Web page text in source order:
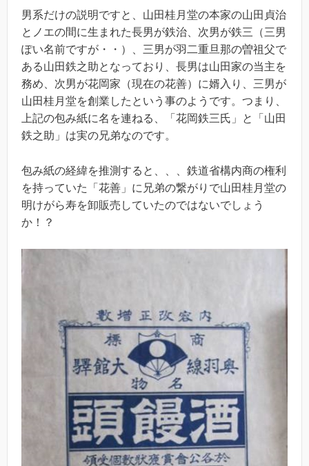
男系だけの説明ですと、山田桂月堂の本家の山田貞治
とノエの間に生まれた長男が鉄治、次男が鉄三（三男
ぽい名前ですが・・）、三男が羽二重旦那の曽祖父で
ある山田鉄之助となっており、長男は山田家の当主を
務め、次男が花岡家（現在の花善）に婿入り、三男が
山田桂月堂を創業したという事のようです。つまり、
上記の包み紙に名を連ねる、「花岡鉄三氏」と「山田
鉄之助」は実の兄弟なのです。
包み紙の経緯を推測すると、、、鉄道省構内商の権利
を持っていた「花善」に兄弟の繋がりで山田桂月堂の
明けがら寿を卸販売していたのではないでしょう
か！？